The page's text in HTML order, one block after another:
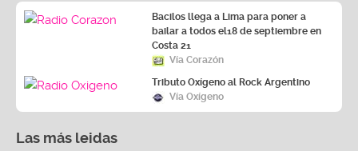
Bacilos llega a Lima para poner a
bailar a todos el18 de septiembre en
Costa 21
Vía Corazón
Tributo Oxígeno al Rock Argentino
Vía Oxígeno
Las más leidas